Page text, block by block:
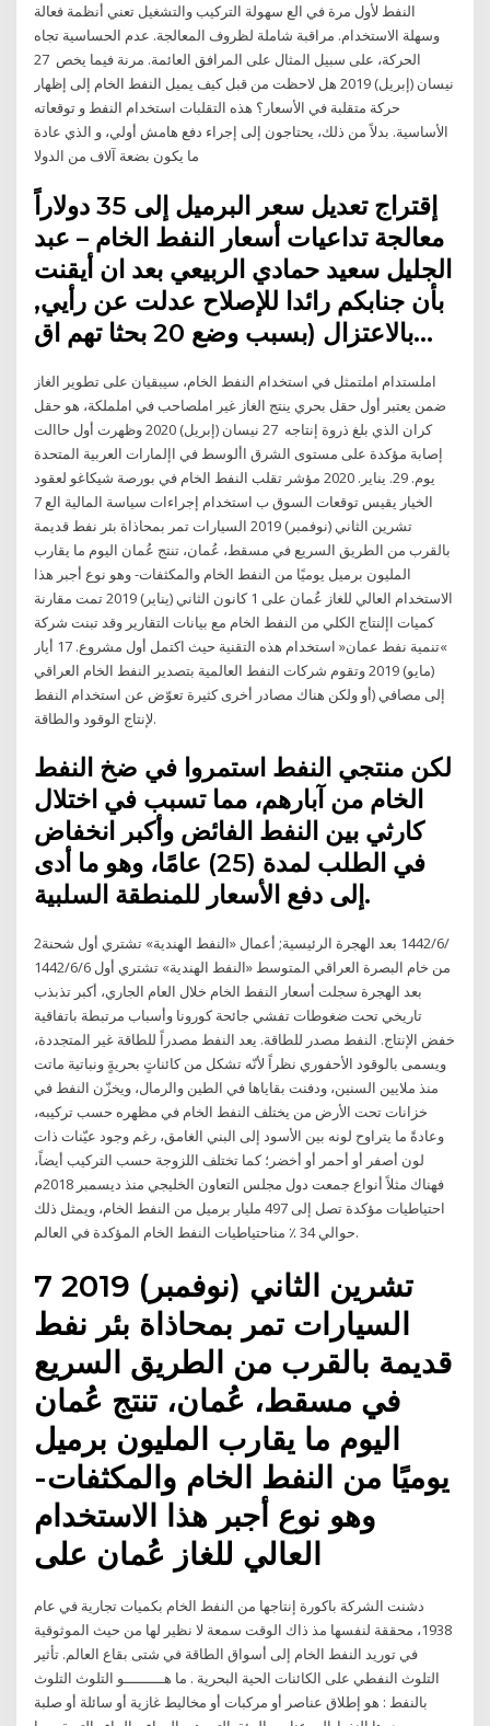
النفط لأول مرة في الع سهولة التركيب والتشغيل تعني أنظمة فعالة
وسهلة الاستخدام. مراقبة شاملة لظروف المعالجة. عدم الحساسية تجاه
الحركة، على سبيل المثال على المرافق العائمة. مرنة فيما يخص 27
نيسان (إبريل) 2019 هل لاحظت من قبل كيف يميل النفط الخام إلى إظهار
حركة متقلبة في الأسعار؟ هذه التقلبات استخدام النفط و توقعاته
الأساسية. بدلاً من ذلك، يحتاجون إلى إجراء دفع هامش أولي، و الذي عادة
ما يكون بضعة آلاف من الدولا
إقتراج تعديل سعر البرميل إلى 35 دولاراً
معالجة تداعيات أسعار النفط الخام – عبد
الجليل سعيد حمادي الربيعي بعد ان أيقنت
بأن جنابكم رائدا للإصلاح عدلت عن رأيي,
بالاعتزال (بسبب وضع 20 بحثا تهم اق…
املستدام املتمثل في استخدام النفط الخام، سيبقيان على تطوير الغاز
ضمن يعتبر أول حقل بحري ينتج الغاز غير املصاحب في اململكة، هو حقل
كران الذي بلغ ذروة إنتاجه 27 نيسان (إبريل) 2020 وظهرت أول حاالت
إصابة مؤكدة على مستوى الشرق األوسط في اإلمارات العربية المتحدة
يوم. 29. يناير. 2020 مؤشر تقلب النفط الخام في بورصة شيكاغو لعقود
الخيار يقيس توقعات السوق ب استخدام إجراءات سياسة المالية الع 7
تشرين الثاني (نوفمبر) 2019 السيارات تمر بمحاذاة بئر نفط قديمة
بالقرب من الطريق السريع في مسقط، عُمان، تنتج عُمان اليوم ما يقارب
المليون برميل يوميًا من النفط الخام والمكثفات- وهو نوع أجبر هذا
الاستخدام العالي للغاز عُمان على 1 كانون الثاني (يناير) 2019 تمت مقارنة
كميات اإلنتاج الكلي من النفط الخام مع بيانات التقارير وقد تبنت شركة
»تنمية نفط عمان« استخدام هذه التقنية حيث اكتمل أول مشروع. 17 أيار
(مايو) 2019 وتقوم شركات النفط العالمية بتصدير النفط الخام العراقي
إلى مصافي (أو ولكن هناك مصادر أخرى كثيرة تعوّض عن استخدام النفط
لإنتاج الوقود والطاقة.
لكن منتجي النفط استمروا في ضخ النفط
الخام من آبارهم، مما تسبب في اختلال
كارثي بين النفط الفائض وأكبر انخفاض
في الطلب لمدة (25) عامًا، وهو ما أدى
إلى دفع الأسعار للمنطقة السلبية.
2‏‏/6‏‏/1442 بعد الهجرة الرئيسية; أعمال «النفط الهندية» تشتري أول شحنة
من خام البصرة العراقي المتوسط «النفط الهندية» تشتري أول 6‏‏/6‏‏/1442
بعد الهجرة سجلت أسعار النفط الخام خلال العام الجاري، أكبر تذبذب
تاريخي تحت ضغوطات تفشي جائحة كورونا وأسباب مرتبطة باتفاقية
خفض الإنتاج. النفط مصدر للطاقة. يعد النفط مصدراً للطاقة غير المتجددة،
ويسمى بالوقود الأحفوري نظراً لأنّه تشكل من كائناتٍ بحريةٍ ونباتية ماتت
منذ ملايين السنين، ودفنت بقاياها في الطين والرمال، ويخزّن النفط في
خزانات تحت الأرض من يختلف النفط الخام في مظهره حسب تركيبه،
وعادةً ما يتراوح لونه بين الأسود إلى البني الغامق، رغم وجود عيّنات ذات
لون أصفر أو أحمر أو أخضر؛ كما تختلف اللزوجة حسب التركيب أيضاً،
فهناك مثلاً أنواع جمعت دول مجلس التعاون الخليجي منذ ديسمبر 2018م
احتياطيات مؤكدة تصل إلى 497 مليار برميل من النفط الخام، ويمثل ذلك
حوالي 34 ٪ مناحتياطيات النفط الخام المؤكدة في العالم.
7 تشرين الثاني (نوفمبر) 2019
السيارات تمر بمحاذاة بئر نفط
قديمة بالقرب من الطريق السريع
في مسقط، عُمان، تنتج عُمان
اليوم ما يقارب المليون برميل
يوميًا من النفط الخام والمكثفات-
وهو نوع أجبر هذا الاستخدام
العالي للغاز عُمان على
دشنت الشركة باكورة إنتاجها من النفط الخام بكميات تجارية في عام
1938، محققة لنفسها مذ ذاك الوقت سمعة لا نظير لها من حيث الموثوقية
في توريد النفط الخام إلى أسواق الطاقة في شتى بقاع العالم. تأثير
التلوث النفطي على الكائنات الحية البحرية . ما هـــــــــو التلوث التلوث
بالنفط : هو إطلاق عناصر أو مركبات أو مخاليط غازية أو سائلة أو صلبة